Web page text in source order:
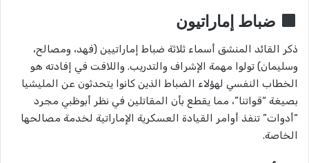
ضباط إماراتيون
ذكر القائد المنشق أسماء ثلاثة ضباط إماراتيين (فهد، ومصالح،
وسليمان) تولوا مهمة الإشراف والتدريب. واللافت في إفادته هو
الخطاب النفسي لهؤلاء الضباط الذين كانوا يتحدثون عن المليشيا
بصيغة “قواتنا”، مما يقطع بأن المقاتلين في نظر أبوظبي مجرد
“أدوات” تنفذ أوامر القيادة العسكرية الإماراتية لخدمة مصالحها
الخاصة.